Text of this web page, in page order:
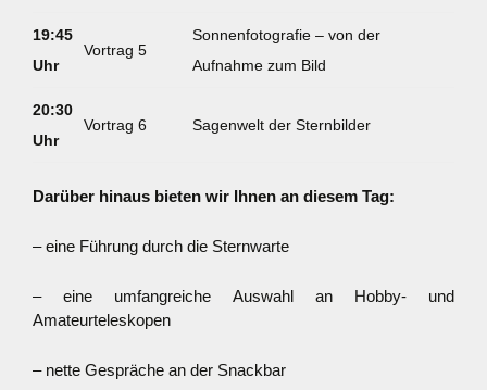
19:45
Uhr
Vortrag 5
Sonnenfotografie – von der
Aufnahme zum Bild
20:30
Uhr
Vortrag 6 Sagenwelt der Sternbilder
Darüber hinaus bieten wir Ihnen an diesem Tag:
– eine Führung durch die Sternwarte
– eine umfangreiche Auswahl an Hobby- und
Amateurteleskopen
– nette Gespräche an der Snackbar